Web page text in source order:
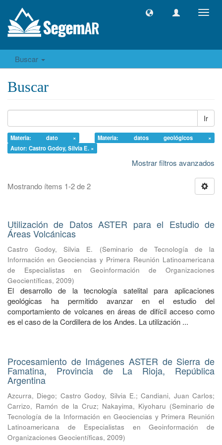
Buscar
Buscar
Ir
Materia: dato ×
Materia: datos geológicos ×
Autor: Castro Godoy, Silvia E. ×
Mostrar filtros avanzados
Mostrando ítems 1-2 de 2
Utilización de Datos ASTER para el Estudio de
Áreas Volcánicas
Castro Godoy, Silvia E. (Seminario de Tecnología de la
Información en Geociencias y Primera Reunión Latinoamericana
de Especialistas en Geoinformación de Organizaciones
Geocientíficas, 2009)
El desarrollo de la tecnología satelital para aplicaciones
geológicas ha permitido avanzar en el estudio del
comportamiento de volcanes en áreas de difícil acceso como
es el caso de la Cordillera de los Andes. La utilización ...
Procesamiento de Imágenes ASTER de Sierra de
Famatina, Provincia de La Rioja, República
Argentina
Azcurra, Diego; Castro Godoy, Silvia E.;Candiani, Juan Carlos;
Carrizo, Ramón de la Cruz; Nakayima, Kiyoharu (Seminario de
Tecnología de la Información en Geociencias y Primera Reunión
Latinoamericana de Especialistas en Geoinformación de
Organizaciones Geocientíficas, 2009)